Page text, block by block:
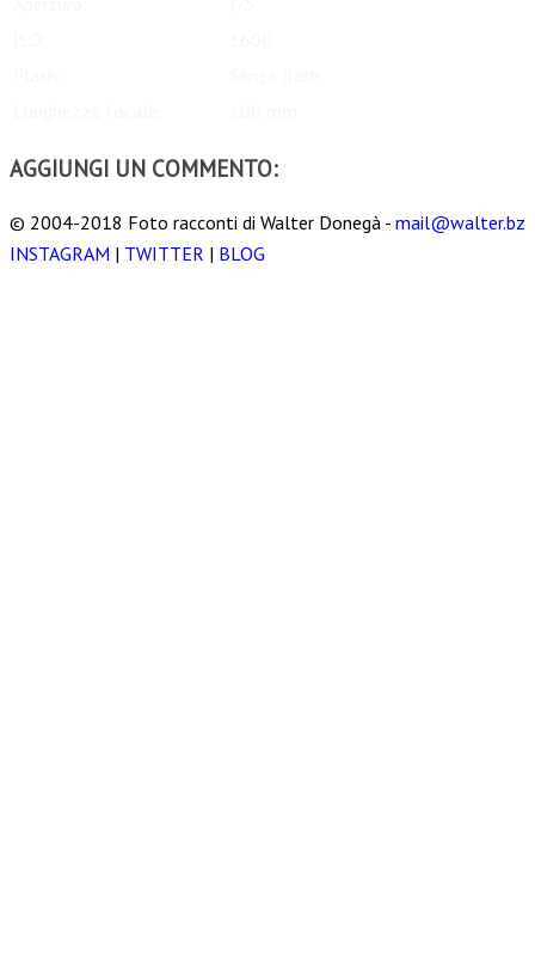
AGGIUNGI UN COMMENTO:
© 2004-2018 Foto racconti di Walter Donegà - mail@walter.bz
INSTAGRAM | TWITTER | BLOG